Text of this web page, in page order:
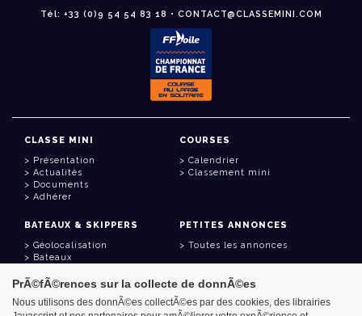
Tél: +33 (0)9 54 54 83 18 • CONTACT@CLASSEMINI.COM
CLASSE MINI
Présentation
Actualités
Documents
Adhérer
COURSES
Calendrier
Classement mini
BATEAUX & SKIPPERS
Géolocalisation
Bateaux
PETITES ANNONCES
Toutes les annonces
LIENS UTILES
PrÃ©fÃ©rences sur la collecte de donnÃ©es
Nous utilisons des donnÃ©es collectÃ©es par des cookies, des librairies